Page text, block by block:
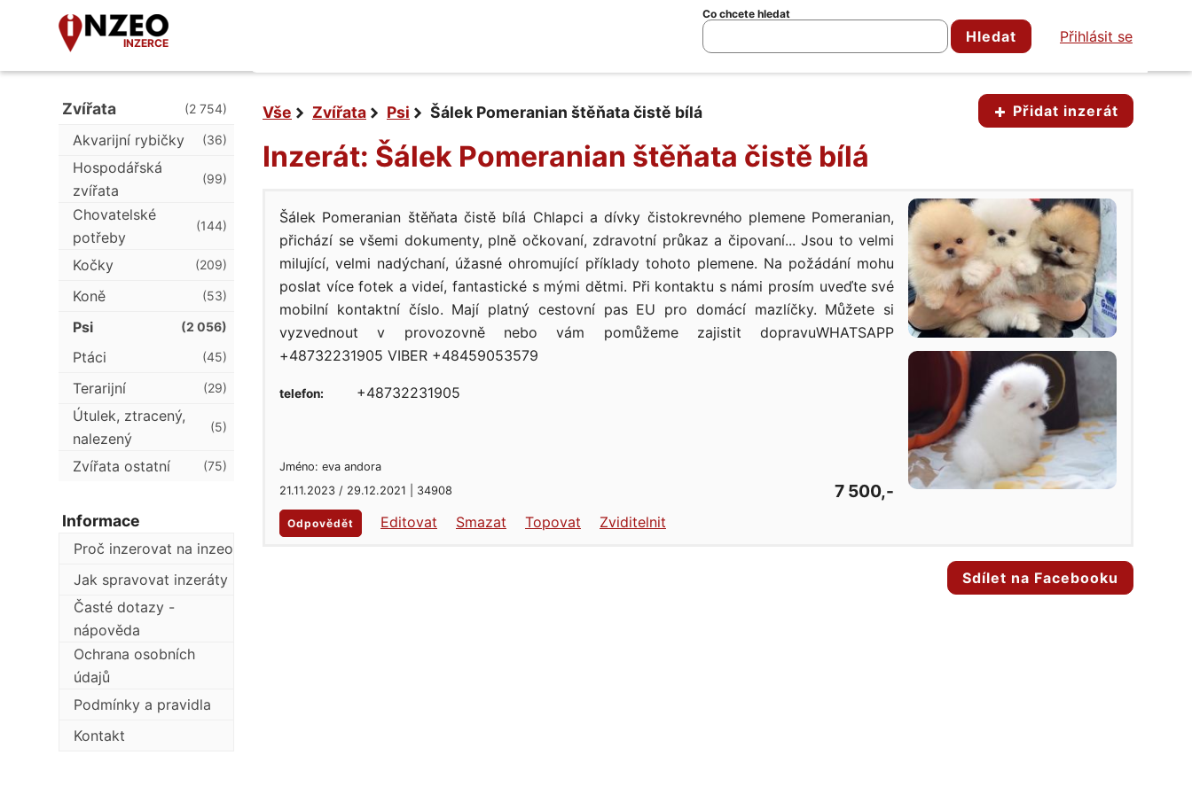
INZERCE
Co chcete hledat
Hledat Přihlásit se
Přidat inzerát
Vše Zvířata Psi Šálek Pomeranian štěňata čistě bílá
Inzerát: Šálek Pomeranian štěňata čistě bílá
Šálek Pomeranian štěňata čistě bílá Chlapci a dívky čistokrevného plemene Pomeranian,
přichází se všemi dokumenty, plně očkovaní, zdravotní průkaz a čipovaní... Jsou to velmi
milující, velmi nadýchaní, úžasné ohromující příklady tohoto plemene. Na požádání mohu
poslat více fotek a videí, fantastické s mými dětmi. Při kontaktu s námi prosím uveďte své
mobilní kontaktní číslo. Mají platný cestovní pas EU pro domácí mazlíčky. Můžete si
vyzvednout v provozovně nebo vám pomůžeme zajistit dopravuWHATSAPP
+48732231905 VIBER +48459053579
Jméno: eva andora
21.11.2023 / 29.12.2021 | 34908
7 500,-
telefon: +48732231905
Odpovědět Editovat Smazat Topovat Zviditelnit
Sdílet na Facebooku
Zvířata (2 754)
Akvarijní rybičky (36)
Hospodářská
zvířata
(99)
Chovatelské
potřeby
(144)
Kočky (209)
Koně (53)
Psi (2 056)
Ptáci (45)
Terarijní (29)
Útulek, ztracený,
nalezený
(5)
Zvířata ostatní (75)
Informace
Proč inzerovat na inzeo
Jak spravovat inzeráty
Časté dotazy -
nápověda
Ochrana osobních
údajů
Podmínky a pravidla
Kontakt